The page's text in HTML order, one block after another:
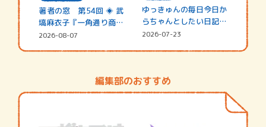
著者の窓 第54回 ◈ 武
塙麻衣子『一角通り商店
街の…
2026-08-07
ゆっきゅんの毎日今日か
らちゃんとしたい日記
☆202…
2026-07-23
編集部のおすすめ